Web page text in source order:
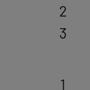
2
3
1